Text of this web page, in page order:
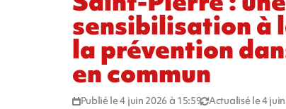
sensibilisation à
la prévention
en commun
Publié le 4 juin 2026 à 15:59 Actualisé le 4